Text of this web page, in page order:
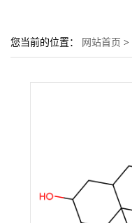
您当前的位置： 网站首页 >